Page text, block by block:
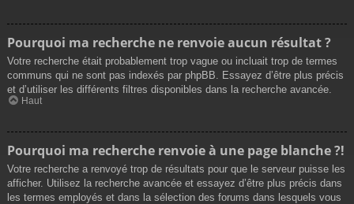
Pourquoi ma recherche ne renvoie aucun résultat ?
Votre recherche était probablement trop vague ou incluait trop de termes
communs qui ne sont pas indexés par phpBB. Essayez d’être plus précis
et d’utiliser les différents filtres disponibles dans la recherche avancée.
Haut
Pourquoi ma recherche renvoie à une page blanche ?!
Votre recherche a renvoyé trop de résultats pour que le serveur puisse les
afficher. Utilisez la recherche avancée et essayez d’être plus précis dans
les termes employés et dans la sélection des forums dans lesquels vous